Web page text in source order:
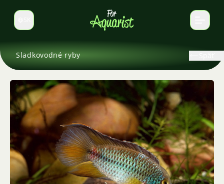
Prepnúť jazyk
Sladkovodné ryby